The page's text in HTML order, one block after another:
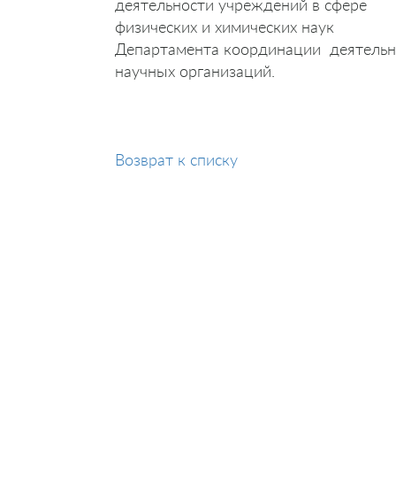
деятельности учреждений в сфере
физических и химических наук
Департамента координации
научных организаций.
Возврат к списку